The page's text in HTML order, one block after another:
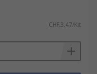
CHF.3.47/Kit